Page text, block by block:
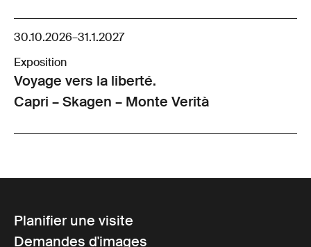
30.10.2026–31.1.2027
Exposition
Voyage vers la liberté.
Capri – Skagen – Monte Verità
Planifier une visite
Demandes d'images